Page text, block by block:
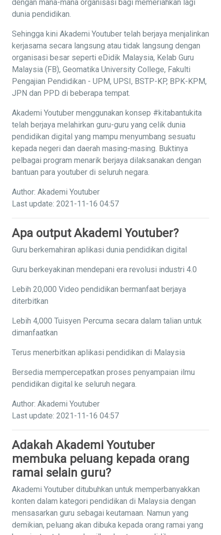
dengan mana-mana organisasi bagi memeriahkan lagi
dunia pendidikan.
Sehingga kini Akademi Youtuber telah berjaya menjalinkan
kerjasama secara langsung atau tidak langsung dengan
organisasi besar seperti eDidik Malaysia, Kelab Guru
Malaysia (FB), Geomatika University College, Fakulti
Pengajian Pendidikan - UPM, UPSI, BSTP-KP, BPK-KPM,
JPN dan PPD di beberapa tempat.
Akademi Youtuber menggunakan konsep #kitabantukita
telah berjaya melahirkan guru-guru yang celik dunia
pendidikan digital yang mampu menyumbang sesuatu
kepada negeri dan daerah masing-masing. Buktinya
pelbagai program menarik berjaya dilaksanakan dengan
bantuan para youtuber di seluruh negara.
Author: Akademi Youtuber
Last update: 2021-11-16 04:57
Apa output Akademi Youtuber?
Guru berkemahiran aplikasi dunia pendidikan digital
Guru berkeyakinan mendepani era revolusi industri 4.0
Lebih 20,000 Video pendidikan bermanfaat berjaya
diterbitkan
Lebih 4,000 Tuisyen Percuma secara dalam talian untuk
dimanfaatkan
Terus menerbitkan aplikasi pendidikan di Malaysia
Bersedia mempercepatkan proses penyampaian ilmu
pendidikan digital ke seluruh negara.
Author: Akademi Youtuber
Last update: 2021-11-16 04:57
Adakah Akademi Youtuber
membuka peluang kepada orang
ramai selain guru?
Akademi Youtuber ditubuhkan untuk memperbanyakkan
konten dalam kategori pendidikan di Malaysia dengan
mensasarkan guru sebagai keutamaan. Namun yang
demikian, peluang akan dibuka kepada orang ramai yang